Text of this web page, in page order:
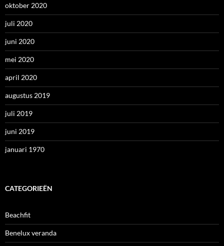
oktober 2020
juli 2020
juni 2020
mei 2020
april 2020
augustus 2019
juli 2019
juni 2019
januari 1970
CATEGORIEËN
Beachfit
Benelux veranda